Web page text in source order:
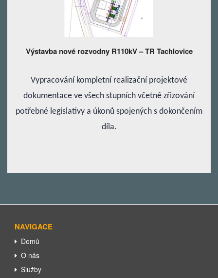
Výstavba nové rozvodny R110kV – TR Tachlovice
Vypracování kompletní realizační projektové
dokumentace ve všech stupních včetně zřizování
potřebné legislativy a úkonů spojených s dokončením
díla.
NAVIGACE
Domů
O nás
Služby